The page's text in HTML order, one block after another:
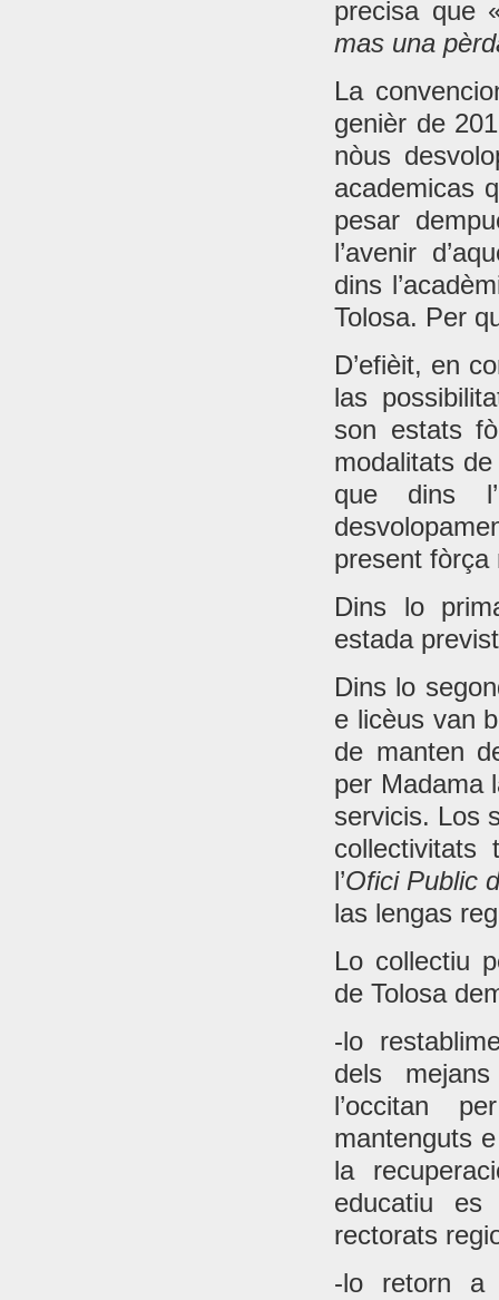
precisa que
mas una
La
genièr de
nòus
academicas
pesar
l’avenir
dins
Tolosa. Per
D’efièit, en
las
son estats
modalitats
que dins
present fòrça
Dins lo
estada
Dins lo
e licèus van
de manten
per Madama
servicis. Los
collectivitats
l’Ofici Public
las lengas
Lo collectiu
de Tolosa
-lo
dels
l’occitan
mantenguts
la
educatiu es
rectorats
-lo retorn a